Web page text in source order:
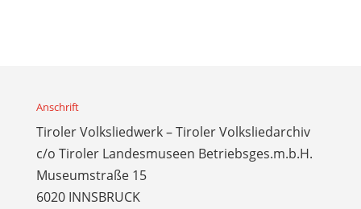
Anschrift
Tiroler Volksliedwerk – Tiroler Volksliedarchiv
c/o Tiroler Landesmuseen Betriebsges.m.b.H.
Museumstraße 15
6020 INNSBRUCK